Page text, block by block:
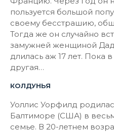
пользуется большой
своему бесстрашию,
Тогда же он случайно
замужней женщиной
длилась аж 17 лет. Пока
другая…
КОЛДУНЬЯ
Уоллис Уорфилд
Балтиморе (США) в
семье. В 20-летнем